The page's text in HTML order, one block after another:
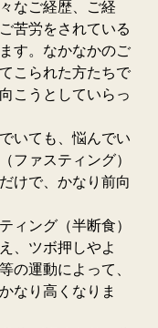
なご経歴、ご経
苦労をされている
す。なかなかのご
こられた方たちで
こうとしていらっ
いても、悩んでい
ファスティング）
けで、かなり前向
ィング（半断食）
、ツボ押しやよ
の運動によって、
なり高くなりま